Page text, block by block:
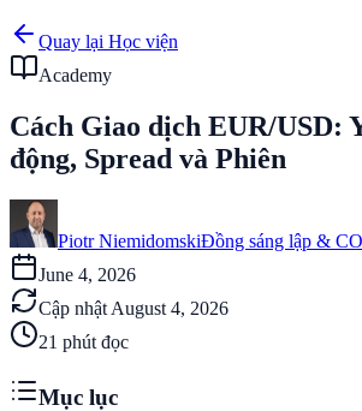
Quay lại Học viện
Academy
Cách Giao dịch EUR/USD:
động, Spread và Phiên
Piotr NiemidomskiĐồng sáng lập &
June 4, 2026
Cập nhật August 4, 2026
21 phút đọc
Mục lục